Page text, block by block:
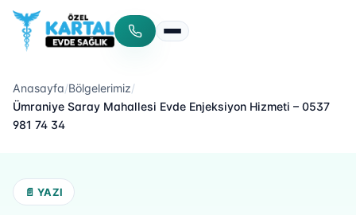
Menüyü aç/kapat
Anasayfa/Bölgelerimiz/
Ümraniye Saray Mahallesi Evde Enjeksiyon Hizmeti – 0537
981 74 34
📄 YAZI